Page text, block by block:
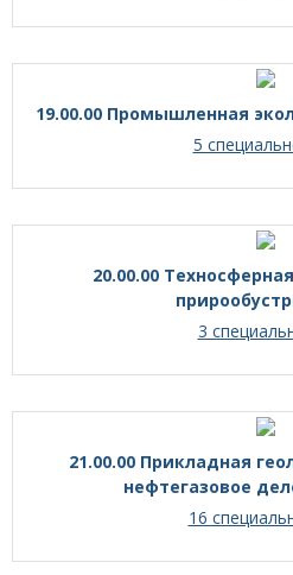
19.00.00 Промышленная
5
20.00.00
3
21.00.00 Прикладная
нефтегазовое
16